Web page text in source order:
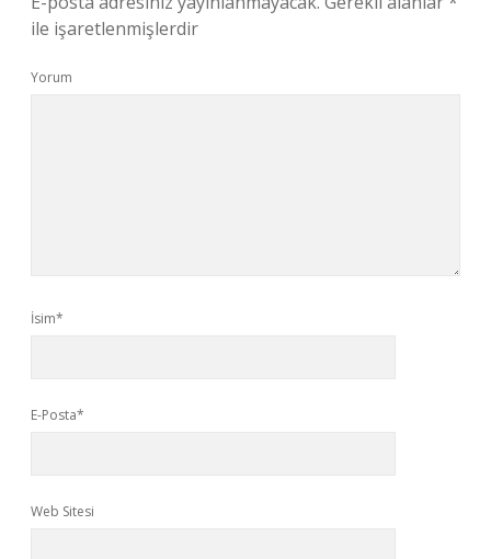
ile işaretlenmişlerdir
Yorum
İsim*
E-Posta*
Web Sitesi